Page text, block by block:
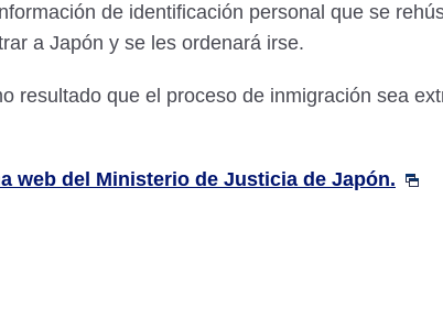
de identificación personal que se
a Japón y se les ordenará irse.
resultado que el proceso de inmigración sea
web del Ministerio de Justicia de Japón.